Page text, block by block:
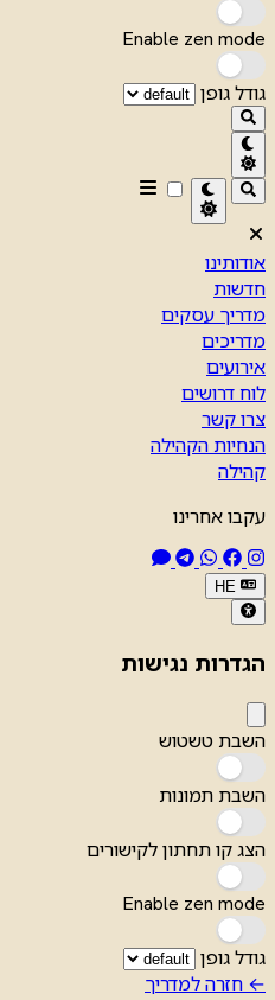
Enable zen mode
גודל גופן
אודותינו
חדשות
מדריך עסקים
מדריכים
אירועים
לוח דרושים
צרו קשר
הנחיות הקהילה
קהילה
עקבו אחרינו
HE
הגדרות נגישות
השבת טשטוש
השבת תמונות
הצג קו תחתון לקישורים
Enable zen mode
גודל גופן
← חזרה למדריך